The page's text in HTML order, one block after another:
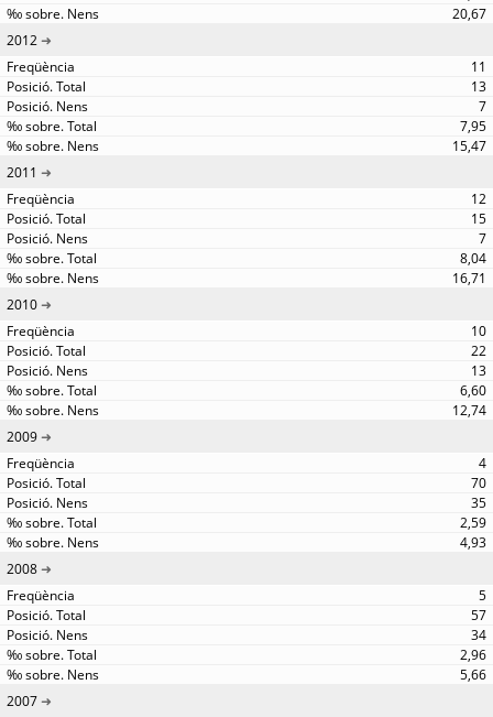
20,67
2012
11
13
7
7,95
15,47
2011
12
15
7
8,04
16,71
2010
10
22
13
6,60
12,74
2009
4
70
35
2,59
4,93
2008
5
57
34
2,96
5,66
2007